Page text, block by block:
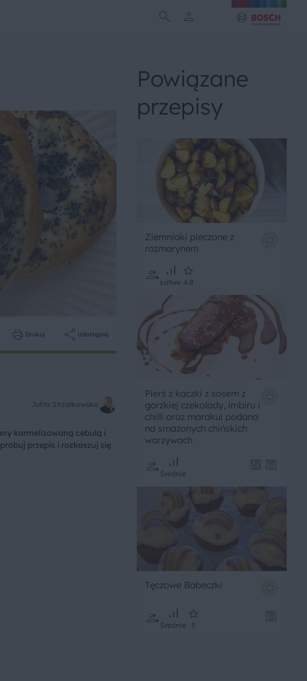
Drukuj Udostępnij
Julita Strzałkowska
karmelizowaną cebulą i
przepis i rozkoszuj się
Powiązane
przepisy
Ziemniaki pieczone z
rozmarynem
Łatwe 4.8
Pierś z kaczki z sosem z
gorzkiej czekolady, imbiru i
chilli oraz marakui podana
na smażonych chińskich
warzywach
Średnie
Tęczowe Babeczki
Średnie 5